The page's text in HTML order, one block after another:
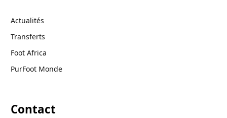
Actualités
Transferts
Foot Africa
PurFoot Monde
Contact